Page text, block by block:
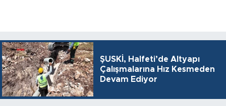
ŞUSKİ, Halfeti’de Altyapı
Çalışmalarına Hız Kesmeden
Devam Ediyor